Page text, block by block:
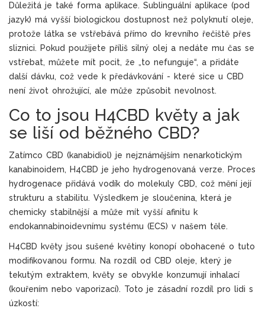
Důležitá je také forma aplikace. Sublinguální aplikace (pod
jazyk) má vyšší biologickou dostupnost než polyknutí oleje,
protože látka se vstřebává přímo do krevního řečiště přes
sliznici. Pokud použijete příliš silný olej a nedáte mu čas se
vstřebat, můžete mít pocit, že „to nefunguje“, a přidáte
další dávku, což vede k předávkování - které sice u CBD
není život ohrožující, ale může způsobit nevolnost.
Co to jsou H4CBD květy a jak
se liší od běžného CBD?
Zatímco CBD (kanabidiol) je nejznámějším nenarkotickým
kanabinoidem, H4CBD je jeho hydrogenovaná verze. Proces
hydrogenace přidává vodík do molekuly CBD, což mění její
strukturu a stabilitu. Výsledkem je sloučenina, která je
chemicky stabilnější a může mít vyšší afinitu k
endokannabinoidevnímu systému (ECS) v našem těle.
H4CBD květy jsou sušené květiny konopí obohacené o tuto
modifikovanou formu. Na rozdíl od CBD oleje, který je
tekutým extraktem, květy se obvykle konzumují inhalací
(kouřením nebo vaporizací). Toto je zásadní rozdíl pro lidi s
úzkostí: